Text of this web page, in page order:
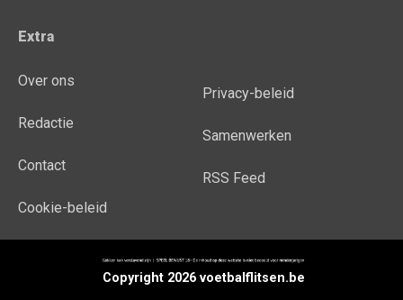
Extra
Over ons
Redactie
Contact
Cookie-beleid
Privacy-beleid
Samenwerken
RSS Feed
Copyright 2026 voetbalflitsen.be